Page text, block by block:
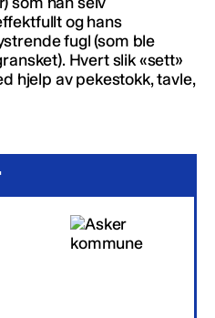
og hans
fugl (som ble
Hvert slik «sett»
hjelp av pekestokk, tavle,